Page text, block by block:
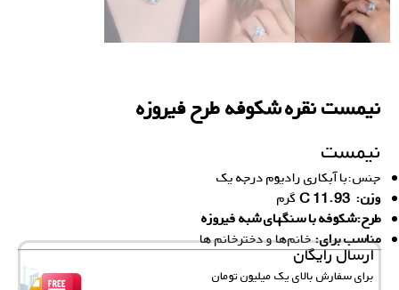
نیمست نقره شکوفه طرح فیروزه
نیمست
جنس:با آبکاری رادیوم درجه یک
وزن: C 11.93
گرم
طرح:شکوفه با سنگهای شبه فیروزه
مناسب برای:خانم‌ها و دخترخانم ها
ارسال رایگان
برای سفارش‌ بالای یک میلیون تومان